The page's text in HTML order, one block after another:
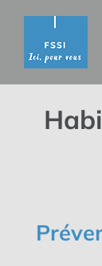
Passer
contenu